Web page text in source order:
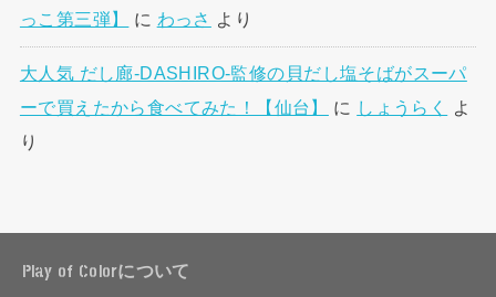
っこ第三弾】
に わっさ より
大人気 だし廊-DASHIRO-監修の貝だし塩そばがスーパ
ーで買えたから食べてみた！【仙台】
に しょうらく
よ
り
Play of Colorについて